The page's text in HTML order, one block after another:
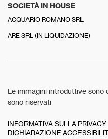
SOCIETÀ IN HOUSE
ACQUARIO ROMANO SRL
ARE SRL (IN LIQUIDAZIONE)
Le immagini introduttive sono
sono riservati
INFORMATIVA SULLA PRIVACY
DICHIARAZIONE